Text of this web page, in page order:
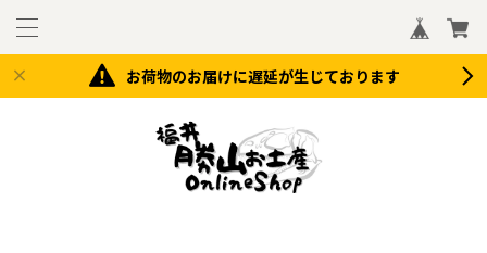
お荷物のお届けに遅延が生じております